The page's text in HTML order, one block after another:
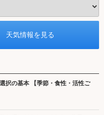
択の基本 【季節・食性・活性ご